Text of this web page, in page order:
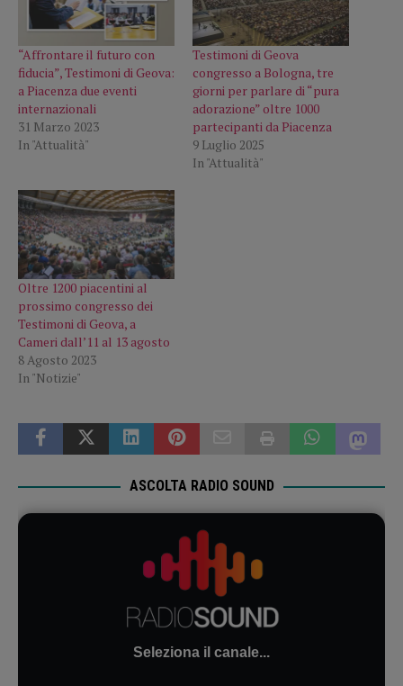
“Affrontare il futuro con
fiducia”, Testimoni di Geova:
a Piacenza due eventi
internazionali
31 Marzo 2023
In "Attualità"
Testimoni di Geova
congresso a Bologna, tre
giorni per parlare di “pura
adorazione” oltre 1000
partecipanti da Piacenza
9 Luglio 2025
In "Attualità"
Oltre 1200 piacentini al
prossimo congresso dei
Testimoni di Geova, a
Cameri dall’11 al 13 agosto
8 Agosto 2023
In "Notizie"
ASCOLTA RADIO SOUND
Seleziona il canale...